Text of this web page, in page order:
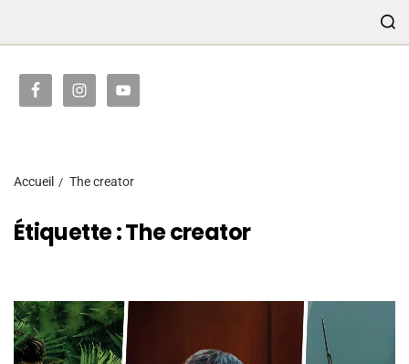
Accueil The creator
Étiquette :The creator